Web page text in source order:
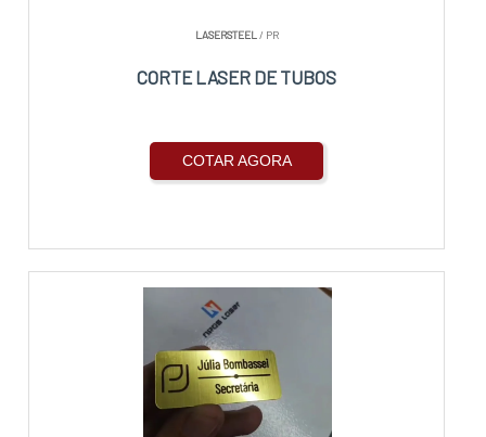
LASERSTEEL / PR
CORTE LASER DE TUBOS
COTAR AGORA